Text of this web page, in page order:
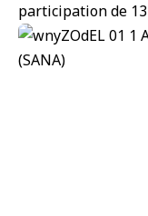
participation de